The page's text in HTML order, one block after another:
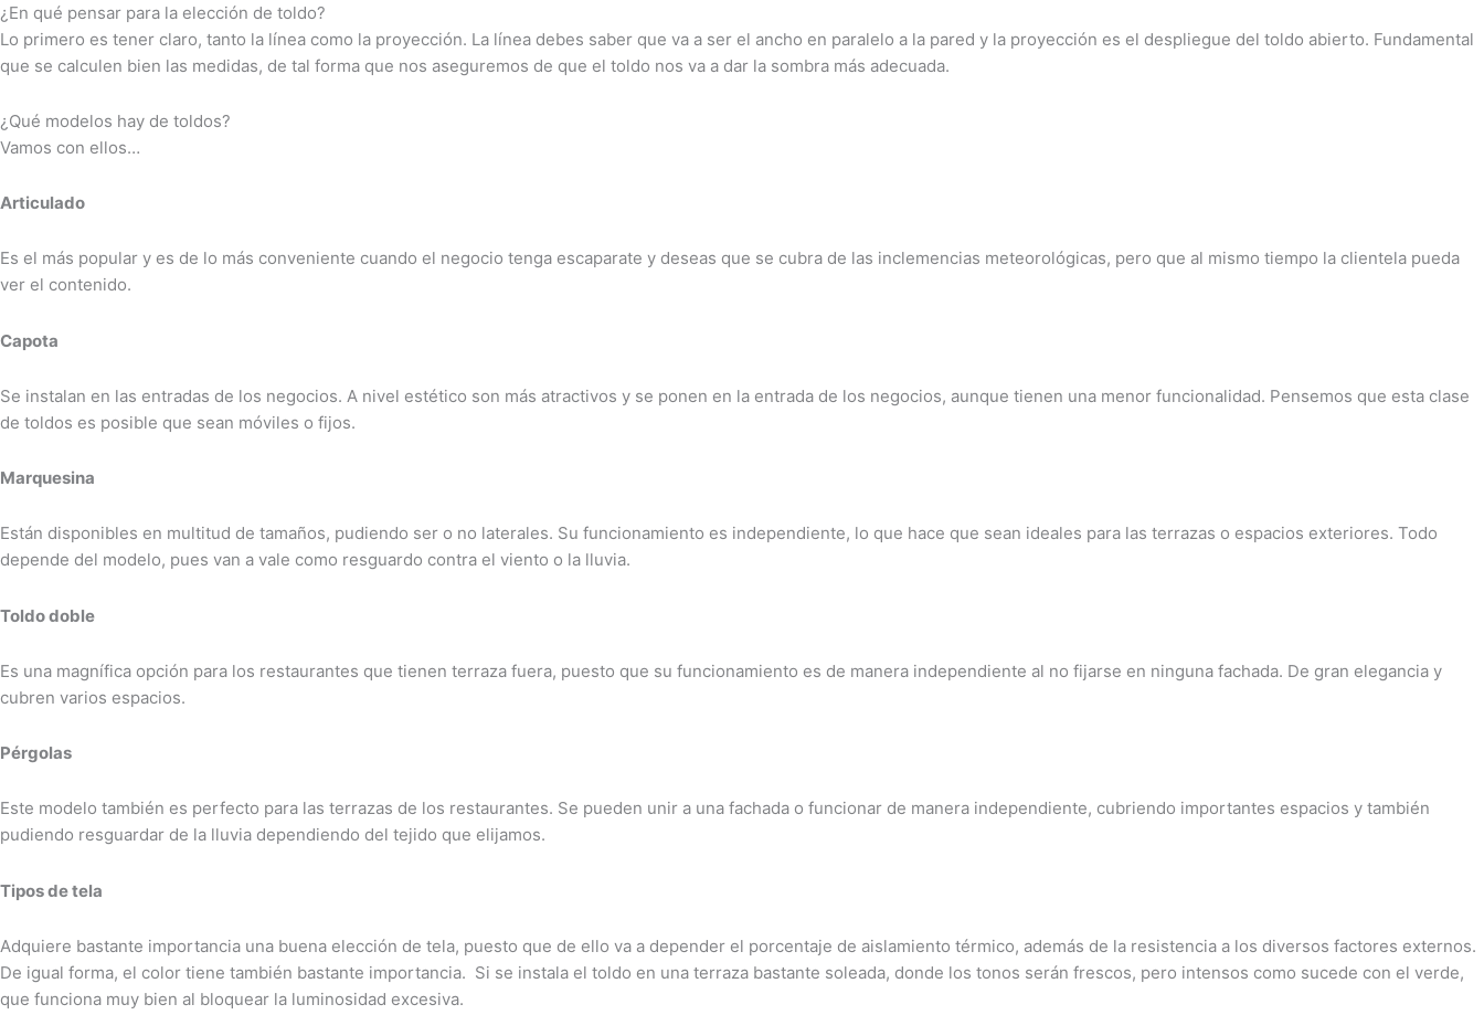
¿En qué pensar para la elección de toldo?
Lo primero es tener claro, tanto la línea como la proyección. La línea debes saber que va a ser el ancho en paralelo a la pared y la proyección es el despliegue del toldo abierto. Fundamental
que se calculen bien las medidas, de tal forma que nos aseguremos de que el toldo nos va a dar la sombra más adecuada.
¿Qué modelos hay de toldos?
Vamos con ellos…
Articulado
Es el más popular y es de lo más conveniente cuando el negocio tenga escaparate y deseas que se cubra de las inclemencias meteorológicas, pero que al mismo tiempo la clientela pueda
ver el contenido.
Capota
Se instalan en las entradas de los negocios. A nivel estético son más atractivos y se ponen en la entrada de los negocios, aunque tienen una menor funcionalidad. Pensemos que esta clase
de toldos es posible que sean móviles o fijos.
Marquesina
Están disponibles en multitud de tamaños, pudiendo ser o no laterales. Su funcionamiento es independiente, lo que hace que sean ideales para las terrazas o espacios exteriores. Todo
depende del modelo, pues van a vale como resguardo contra el viento o la lluvia.
Toldo doble
Es una magnífica opción para los restaurantes que tienen terraza fuera, puesto que su funcionamiento es de manera independiente al no fijarse en ninguna fachada. De gran elegancia y
cubren varios espacios.
Pérgolas
Este modelo también es perfecto para las terrazas de los restaurantes. Se pueden unir a una fachada o funcionar de manera independiente, cubriendo importantes espacios y también
pudiendo resguardar de la lluvia dependiendo del tejido que elijamos.
Tipos de tela
Adquiere bastante importancia una buena elección de tela, puesto que de ello va a depender el porcentaje de aislamiento térmico, además de la resistencia a los diversos factores externos.
De igual forma, el color tiene también bastante importancia. Si se instala el toldo en una terraza bastante soleada, donde los tonos serán frescos, pero intensos como sucede con el verde,
que funciona muy bien al bloquear la luminosidad excesiva.